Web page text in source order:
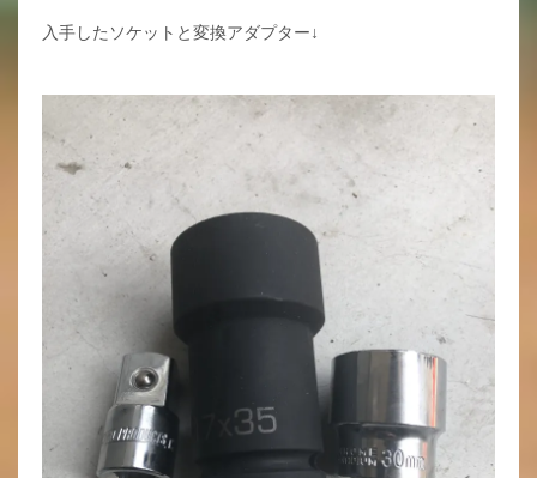
入手したソケットと変換アダプター↓